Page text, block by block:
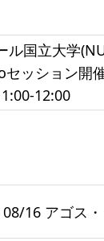
ル国立大学
セッション開
12:00
08/16 アゴス